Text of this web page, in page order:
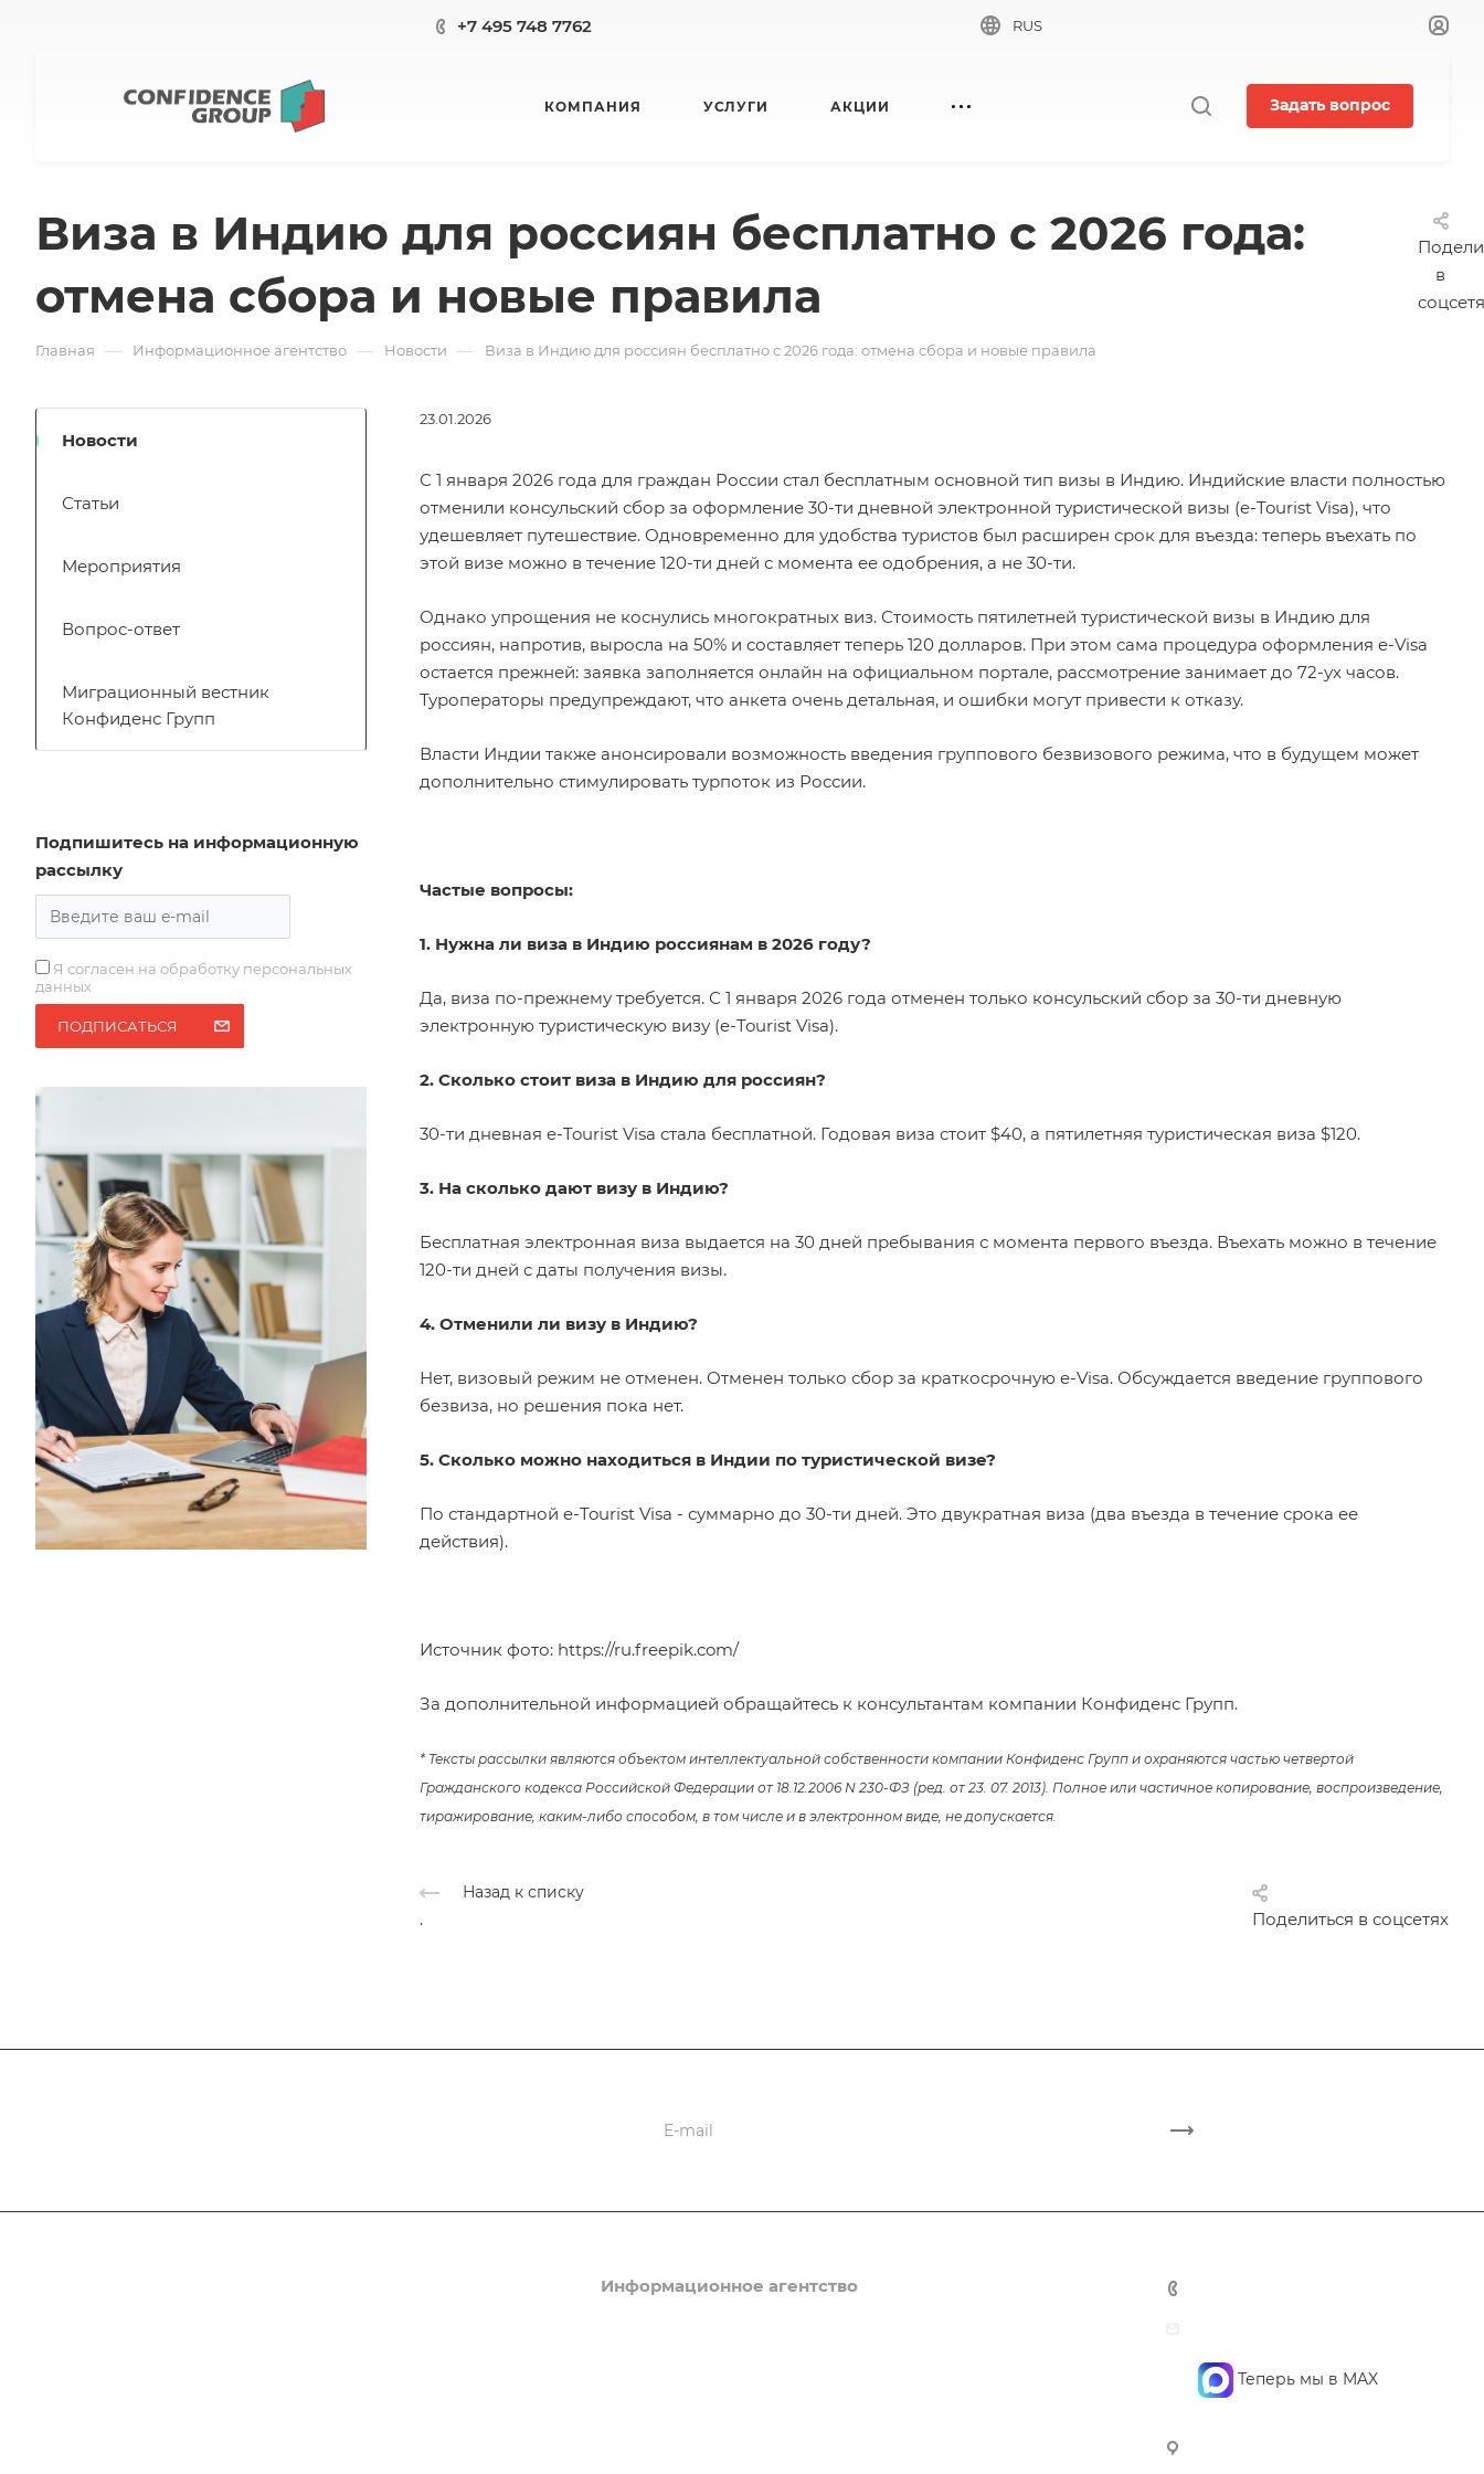
+7 495 748 7762 RUS
КОМПАНИЯ УСЛУГИ АКЦИИ Задать вопрос
в
Виза в Индию для россиян бесплатно с 2026 года:
отмена сбора и новые правила
Главная — Информационное агентство — Новости — Виза в Индию для россиян бесплатно с 2026 года: отмена сбора и новые правила
23.01.2026
С 1 января 2026 года для граждан России стал бесплатным основной тип визы в Индию. Индийские власти полностью
отменили консульский сбор за оформление 30-ти дневной электронной туристической визы (e-Tourist Visa), что
удешевляет путешествие. Одновременно для удобства туристов был расширен срок для въезда: теперь въехать по
этой визе можно в течение 120-ти дней с момента ее одобрения, а не 30-ти.
Однако упрощения не коснулись многократных виз. Стоимость пятилетней туристической визы в Индию для
россиян, напротив, выросла на 50% и составляет теперь 120 долларов. При этом сама процедура оформления e-Visa
остается прежней: заявка заполняется онлайн на официальном портале, рассмотрение занимает до 72-ух часов.
Туроператоры предупреждают, что анкета очень детальная, и ошибки могут привести к отказу.
Власти Индии также анонсировали возможность введения группового безвизового режима, что в будущем может
дополнительно стимулировать турпоток из России.
Частые вопросы:
1. Нужна ли виза в Индию россиянам в 2026 году?
Да, виза по-прежнему требуется. С 1 января 2026 года отменен только консульский сбор за 30-ти дневную
электронную туристическую визу (e-Tourist Visa).
2. Сколько стоит виза в Индию для россиян?
30-ти дневная e-Tourist Visa стала бесплатной. Годовая виза стоит $40, а пятилетняя туристическая виза $120.
3. На сколько дают визу в Индию?
Бесплатная электронная виза выдается на 30 дней пребывания с момента первого въезда. Въехать можно в течение
120-ти дней с даты получения визы.
4. Отменили ли визу в Индию?
Нет, визовый режим не отменен. Отменен только сбор за краткосрочную e-Visa. Обсуждается введение группового
безвиза, но решения пока нет.
5. Сколько можно находиться в Индии по туристической визе?
По стандартной e-Tourist Visa - суммарно до 30-ти дней. Это двукратная виза (два въезда в течение срока ее
действия).
Источник фото: https://ru.freepik.com/
За дополнительной информацией обращайтесь к консультантам компании Конфиденс Групп.
* Тексты рассылки являются объектом интеллектуальной собственности компании Конфиденс Групп и охраняются частью четвертой
Гражданского кодекса Российской Федерации от 18.12.2006 N 230-ФЗ (ред. от 23. 07. 2013). Полное или частичное копирование, воспроизведение,
тиражирование, каким-либо способом, в том числе и в электронном виде, не допускается.
Назад к списку
Поделиться в соцсетях
.
Новости
Статьи
Мероприятия
Вопрос-ответ
Миграционный вестник
Конфиденс Групп
Подпишитесь на информационную
рассылку
Я согласен на обработку персональных
данных
ПОДПИСАТЬСЯ
Информационное агентство
Теперь мы в MAX